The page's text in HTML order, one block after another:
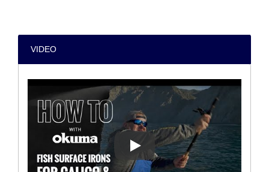
VIDEO
[WIE MAN] MIT DER